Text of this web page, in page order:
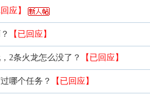
回应】
【已回应】
2条火龙怎么没了？ 【已回应】
哪个任务？ 【已回应】